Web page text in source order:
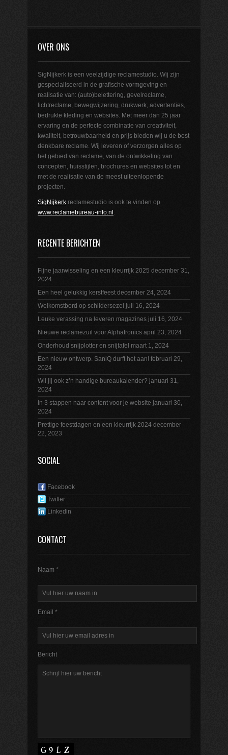
OVER ONS
SigNijkerk is een veelzijdige reclamestudio. Wij zijn
gespecialiseerd in de grafische vormgeving en
realisatie van: (auto)belettering, gevelreclame,
lichtreclame, bewegwijzering, drukwerk, advertenties,
bedrukte kleding en websites. Met meer dan 25 jaar
ervaring en de perfecte combinatie van creativiteit,
kwaliteit, betrouwbaarheid en prijs bieden wij u de best
denkbare reclame. Wij leveren of verzorgen alles op
het gebied van reclame, van de ontwikkeling van
concepten, huisstijlen, brochures en websites tot en
met de realisatie van de meest uiteenlopende
projecten.
SigNijkerk reclamestudio is ook te vinden op
www.reclamebureau-info.nl .
RECENTE BERICHTEN
Fijne jaarwisseling en een kleurrijk 2025 december 31,
2024
Een heel gelukkig kerstfeest december 24, 2024
Welkomstbord op schildersezel juli 16, 2024
Leuke verassing na leveren magazines juli 16, 2024
Nieuwe reclamezuil voor Alphatronics april 23, 2024
Onderhoud snijplotter en snijtafel maart 1, 2024
Een nieuw ontwerp. SaniQ durft het aan! februari 29,
2024
Wil jij ook z’n handige bureaukalender? januari 31,
2024
In 3 stappen naar content voor je website januari 30,
2024
Prettige feestdagen en een kleurrijk 2024 december
22, 2023
SOCIAL
Facebook
Twitter
Linkedin
CONTACT
Naam *
Email *
Bericht